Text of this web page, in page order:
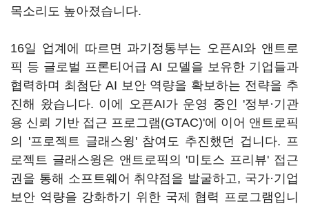
목소리도 높아졌습니다.
16일 업계에 따르면 과기정통부는 오픈AI와 앤트로
픽 등 글로벌 프론티어급 AI 모델을 보유한 기업들과
협력하며 최첨단 AI 보안 역량을 확보하는 전략을 추
진해 왔습니다. 이에 오픈AI가 운영 중인 '정부·기관
용 신뢰 기반 접근 프로그램(GTAC)'에 이어 앤트로픽
의 '프로젝트 글래스윙' 참여도 추진했던 겁니다. 프
로젝트 글래스윙은 앤트로픽의 '미토스 프리뷰' 접근
권을 통해 소프트웨어 취약점을 발굴하고, 국가·기업
보안 역량을 강화하기 위한 국제 협력 프로그램입니